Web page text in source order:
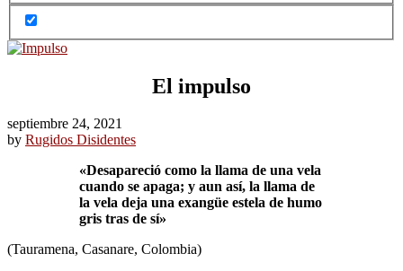
El impulso
septiembre 24, 2021
by Rugidos Disidentes
«Desapareció como la llama de una vela
cuando se apaga; y aun así, la llama de
la vela deja una exangüe estela de humo
gris tras de sí»
(Tauramena, Casanare, Colombia)